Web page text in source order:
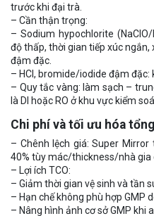
trước khi đại trà.
– Cần thận trọng:
– Sodium hypochlorite
độ thấp, thời gian tiếp xúc ngắn,
đậm đặc.
– HCl, bromide/iodide đậm đặc:
– Quy tắc vàng: làm sạch –
là DI hoặc RO ở khu vực kiểm
Chi phí và tối ưu hóa
– Chênh lệch giá: Super
40% tùy mác/thickness/nhà gia
– Lợi ích TCO:
– Giảm thời gian vệ sinh và tần
– Hạn chế không phù hợp GMP
– Nâng hình ảnh cơ sở GMP khi